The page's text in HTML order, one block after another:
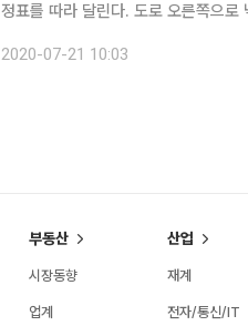
정표를 따라 달린다. 도로 오른쪽으
2020-07-21 10:03
부동산
시장동향
업계
산업
재계
전자/통신/IT